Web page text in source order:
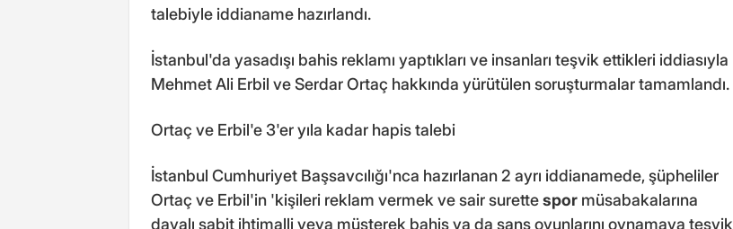
talebiyle iddianame hazırlandı.
İstanbul'da yasadışı bahis reklamı yaptıkları ve insanları teşvik ettikleri iddiasıyla
Mehmet Ali Erbil ve Serdar Ortaç hakkında yürütülen soruşturmalar tamamlandı.
Ortaç ve Erbil'e 3'er yıla kadar hapis talebi
İstanbul Cumhuriyet Başsavcılığı'nca hazırlanan 2 ayrı iddianamede, şüpheliler
Ortaç ve Erbil'in 'kişileri reklam vermek ve sair surettespor müsabakalarına
dayalı sabit ihtimalli veya müşterek bahis ya da şans oyunlarını oynamaya teşvik